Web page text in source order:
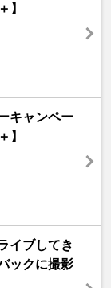
】
キャンペー
】
イブしてき
ックに撮影